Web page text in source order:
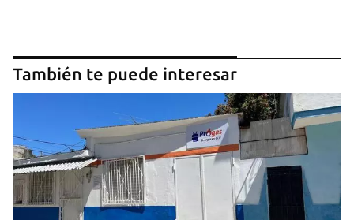
También te puede interesar